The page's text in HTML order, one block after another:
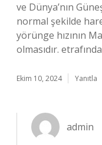
ve Dünya’nın
normal şekilde
yörünge hızının
olmasıdır.
Ekim 10, 2024 Yanıtla
admin